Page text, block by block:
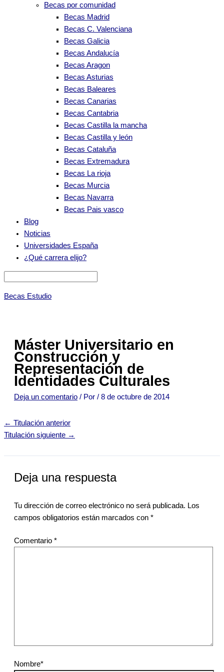
Becas por comunidad
Becas Madrid
Becas C. Valenciana
Becas Galicia
Becas Andalucía
Becas Aragon
Becas Asturias
Becas Baleares
Becas Canarias
Becas Cantabria
Becas Castilla la mancha
Becas Castilla y león
Becas Cataluña
Becas Extremadura
Becas La rioja
Becas Murcia
Becas Navarra
Becas Pais vasco
Blog
Noticias
Universidades España
¿Qué carrera elijo?
Becas Estudio
Máster Universitario en
Construcción y
Representación de
Identidades Culturales
Deja un comentario / Por / 8 de octubre de 2014
← Titulación anterior
Titulación siguiente →
Deja una respuesta
Tu dirección de correo electrónico no será publicada. Los
campos obligatorios están marcados con *
Comentario *
Nombre*